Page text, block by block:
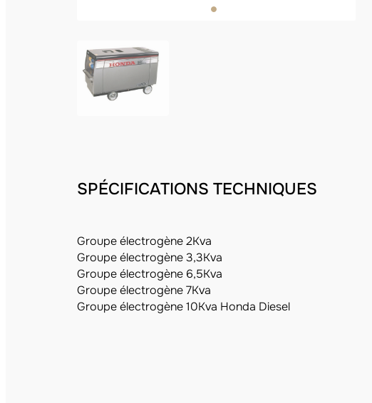
SPÉCIFICATIONS TECHNIQUES
Groupe électrogène 2Kva
Groupe électrogène 3,3Kva
Groupe électrogène 6,5Kva
Groupe électrogène 7Kva
Groupe électrogène 10Kva Honda Diesel